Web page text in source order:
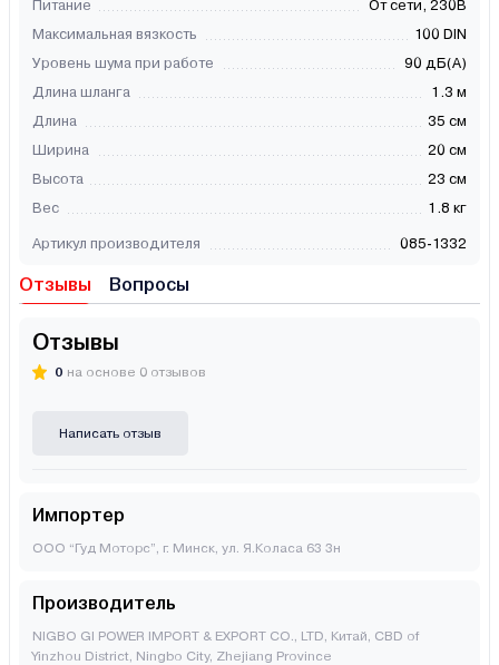
Питание
От сети, 230В
Максимальная вязкость
100 DIN
Уровень шума при работе
90 дБ(А)
Длина шланга
1.3 м
Длина
35 см
Ширина
20 см
Высота
23 см
Вес
1.8 кг
Артикул производителя 085-1332
Отзывы Вопросы
Отзывы
0 на основе 0 отзывов
Написать отзыв
Импортер
ООО “Гуд Моторс”, г. Минск, ул. Я.Коласа 63 3н
Производитель
NIGBO GI POWER IMPORT & EXPORT CO., LTD, Китай, CBD of
Yinzhou District, Ningbo City, Zhejiang Province